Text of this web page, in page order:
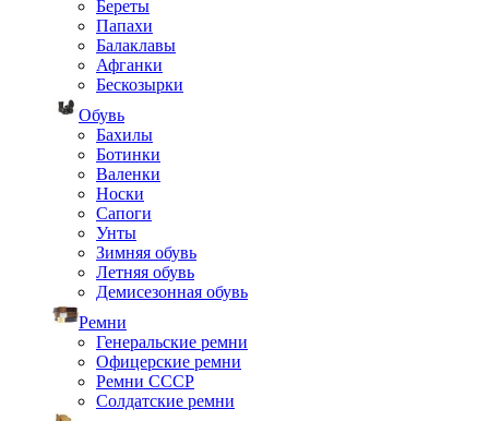
Береты
Папахи
Балаклавы
Афганки
Бескозырки
Обувь
Бахилы
Ботинки
Валенки
Носки
Сапоги
Унты
Зимняя обувь
Летняя обувь
Демисезонная обувь
Ремни
Генеральские ремни
Офицерские ремни
Ремни СССР
Солдатские ремни